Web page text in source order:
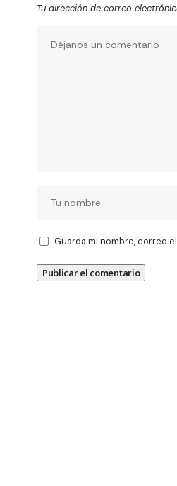
Tu dirección de correo
Guarda mi nombre, correo